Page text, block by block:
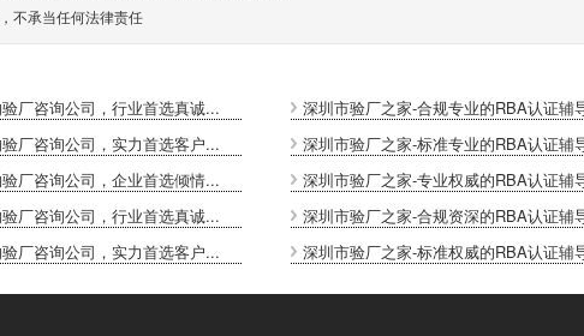
不承当任何法律责任
厂咨询公司，行业首选真诚...
深圳市验厂之家-合规专业的RBA认证辅
厂咨询公司，实力首选客户...
深圳市验厂之家-标准专业的RBA认证辅
厂咨询公司，企业首选倾情...
深圳市验厂之家-专业权威的RBA认证辅
厂咨询公司，行业首选真诚...
深圳市验厂之家-合规资深的RBA认证辅
厂咨询公司，实力首选客户...
深圳市验厂之家-标准权威的RBA认证辅